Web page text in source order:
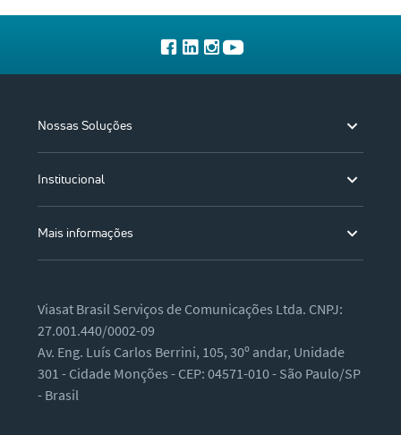
Nossas Soluções
Institucional
Mais informações
Viasat Brasil Serviços de Comunicações Ltda. CNPJ:
27.001.440/0002-09
Av. Eng. Luís Carlos Berrini, 105, 30º andar, Unidade
301 - Cidade Monções - CEP: 04571-010 - São Paulo/SP
- Brasil